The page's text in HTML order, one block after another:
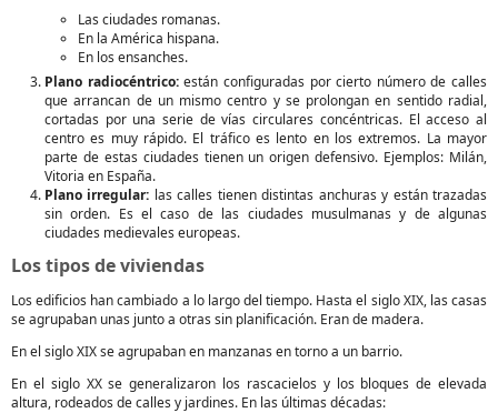
Las ciudades romanas.
En la América hispana.
En los ensanches.
Plano radiocéntrico:están configuradas por cierto número de calles
que arrancan de un mismo centro y se prolongan en sentido radial,
cortadas por una serie de vías circulares concéntricas. El acceso al
centro es muy rápido. El tráfico es lento en los extremos. La mayor
parte de estas ciudades tienen un origen defensivo. Ejemplos: Milán,
Vitoria en España.
Plano irregular: las calles tienen distintas anchuras y están trazadas
sin orden. Es el caso de las ciudades musulmanas y de algunas
ciudades medievales europeas.
Los tipos de viviendas
Los edificios han cambiado a lo largo del tiempo. Hasta el siglo XIX, las casas
se agrupaban unas junto a otras sin planificación. Eran de madera.
En el siglo XIX se agrupaban en manzanas en torno a un barrio.
En el siglo XX se generalizaron los rascacielos y los bloques de elevada
altura, rodeados de calles y jardines. En las últimas décadas: